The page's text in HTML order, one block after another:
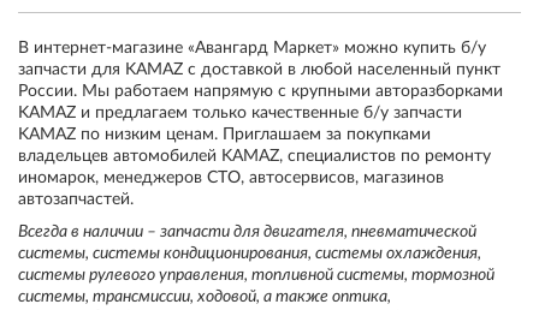
В интернет-магазине «Авангард Маркет» можно купить б/у
запчасти для KAMAZ с доставкой в любой населенный пункт
России. Мы работаем напрямую с крупными авторазборками
KAMAZ и предлагаем только качественные б/у запчасти
KAMAZ по низким ценам. Приглашаем за покупками
владельцев автомобилей KAMAZ, специалистов по ремонту
иномарок, менеджеров СТО, автосервисов, магазинов
автозапчастей.
Всегда в наличии – запчасти для двигателя, пневматической
системы, системы кондиционирования, системы охлаждения,
системы рулевого управления, топливной системы, тормозной
системы, трансмиссии, ходовой, а также оптика,